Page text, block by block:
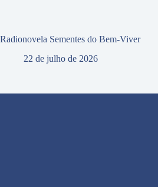
Radionovela Sementes do Bem-Viver
22 de julho de 2026